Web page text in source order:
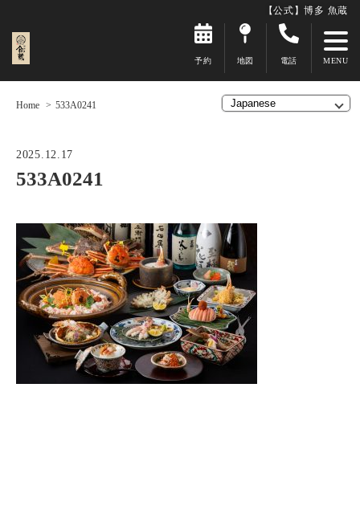
【公式】博多 魚蔵
予約 地図 電話
Home 533A0241
2025.12.17
533A0241